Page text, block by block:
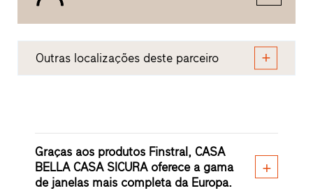
Outras localizações deste parceiro
Graças aos produtos Finstral, CASA
BELLA CASA SICURA oferece a gama
de janelas mais completa da Europa.